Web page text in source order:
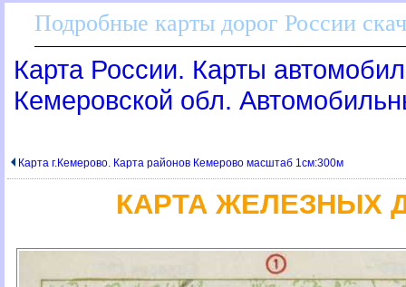
Подробные карты дорог России
Карта России. Карты
Кемеровской обл.
Карта г.Кемерово. Карта районов Кемерово масштаб 1см:300м
КАРТА ЖЕЛЕЗНЫХ